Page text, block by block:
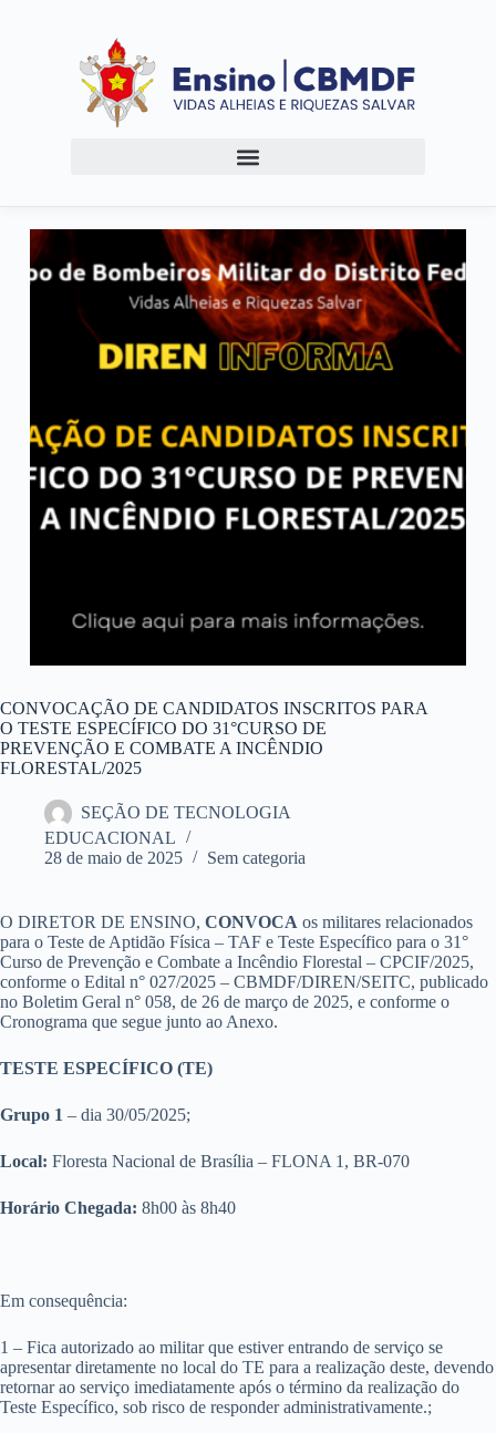
CONVOCAÇÃO DE CANDIDATOS INSCRITOS PARA
O TESTE ESPECÍFICO DO 31°CURSO DE
PREVENÇÃO E COMBATE A INCÊNDIO
FLORESTAL/2025
SEÇÃO DE TECNOLOGIA
EDUCACIONAL
28 de maio de 2025
Sem categoria
O DIRETOR DE ENSINO, CONVOCA os militares relacionados
para o Teste de Aptidão Física – TAF e Teste Específico para o 31°
Curso de Prevenção e Combate a Incêndio Florestal – CPCIF/2025,
conforme o Edital n° 027/2025 – CBMDF/DIREN/SEITC, publicado
no Boletim Geral n° 058, de 26 de março de 2025, e conforme o
Cronograma que segue junto ao Anexo.
TESTE ESPECÍFICO (TE)
Grupo 1 – dia 30/05/2025;
Local: Floresta Nacional de Brasília – FLONA 1, BR-070
Horário Chegada: 8h00 às 8h40
Em consequência:
1 – Fica autorizado ao militar que estiver entrando de serviço se
apresentar diretamente no local do TE para a realização deste, devendo
retornar ao serviço imediatamente após o término da realização do
Teste Específico, sob risco de responder administrativamente.;